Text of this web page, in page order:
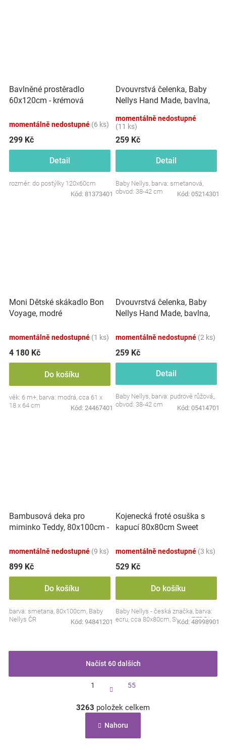
Bavlněné prostěradlo
60x120cm - krémová
momentálně nedostupné (6 ks)
299 Kč
Detail
rozměr: do postýlky 120x60cm
Kód: 81373401
Dvouvrstvá čelenka, Baby
Nellys Hand Made, bavlna,
80/98
momentálně nedostupné
(11 ks)
259 Kč
Detail
Baby Nellys, barva: smetanová,
obvod: 38-42 cm
Kód: 05214301
Moni Dětské skákadlo Bon
Voyage, modré
momentálně nedostupné (1 ks)
4 180 Kč
Do košíku
věk: 6 m+, barva: modrá, cca 61 x
18 x 64 cm
Kód: 24467401
Dvouvrstvá čelenka, Baby
Nellys Hand Made, bavlna,
růžová, 80/98
momentálně nedostupné (2 ks)
259 Kč
Detail
Baby Nellys, barva: pudrově růžová,,
obvod: 38-42 cm
Kód: 05414701
Bambusová deka pro
miminko Teddy, 80x100cm -
momentálně nedostupné (9 ks)
899 Kč
Do košíku
barva: smetana, 80x100cm, Baby
Nellys ČR
Kód: 94841201
Kojenecká froté osuška s
kapucí 80x80cm Sweet
momentálně nedostupné (3 ks)
529 Kč
Do košíku
Baby Nellys - česká značka, barva:
ecru, cca 80x80cm, Sweet TEDDY
Kód: 48998901
v
á
d
Načíst 60 dalších
t
á
n
k
v
1 55
3263 položek celkem
Nahoru